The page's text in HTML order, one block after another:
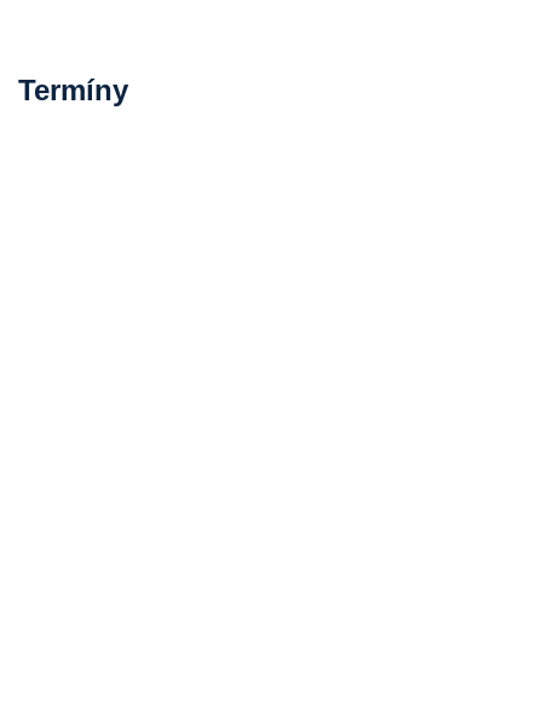
Termíny